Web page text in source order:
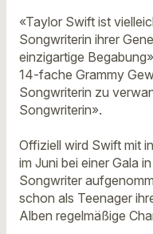
«Taylor Swift ist
Songwriterin ihrer
einzigartige
14-fache Grammy
Songwriterin zu
Songwriterin».
Offiziell wird Swift mit
im Juni bei einer Gala
Songwriter
schon als Teenager
Alben regelmäßige